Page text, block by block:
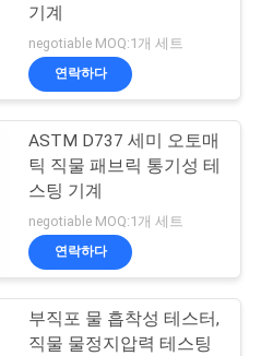
기
32
33
기계
negotiable MOQ:1개 세트
연락하다
ASTM D737 세미 오토매
틱 직물 패브릭 통기성 테
스팅 기계
negotiable MOQ:1개 세트
연락하다
부직포 물 흡착성 테스터,
직물 물정지압력 테스팅